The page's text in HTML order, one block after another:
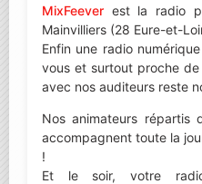
MixFeever est la radio
Mainvilliers (28 Eure-et-
Enfin une radio
vous et surtout proche
avec nos auditeurs reste
Nos animateurs répartis
accompagnent toute la
!
Et le soir, votre